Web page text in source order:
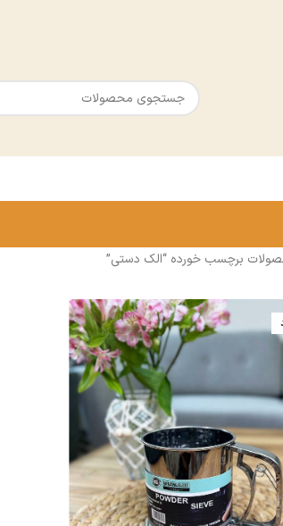
برچسب خورده “الک دستی”